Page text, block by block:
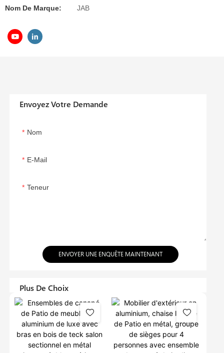
Nom De Marque: JAB
Envoyez Votre Demande
Nom
E-Mail
Teneur
ENVOYER UNE ENQUÊTE MAINTENANT
Plus De Choix